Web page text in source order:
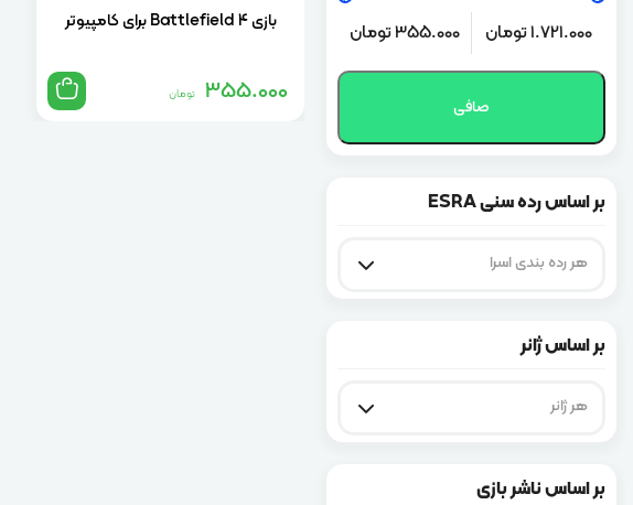
1.721.000 تومان 355.000 تومان
صافی
بر اساس رده سنی ESRA
هر رده بندی اسرا
بر اساس ژانر
هر ژانر
بر اساس ناشر بازی
بازی Battlefield 4 برای کامپیوتر
355.000 تومان